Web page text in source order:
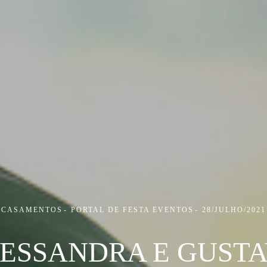
CASAMENTOS PORTAL DE FESTA EVENTOS 28/JULHO/2021
E